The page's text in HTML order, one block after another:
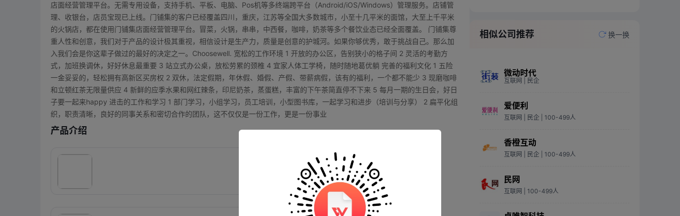
店面经营管理平台。无需专用设备，支持手机、平板、电脑、Pos机等多终端跨平台（Android/iOS/Windows）管理服务。店铺管
理、收银台，店员宝现已上线。门铺集的客户已经覆盖四川，重庆，江苏等全国大多数城市，小至十几平米的面馆，大至上千平米
的火锅店，都在使用门铺集店面经营管理平台。冒菜，火锅，串串，中西餐，咖啡，奶茶等多个餐饮业态已经全面覆盖。 门铺集尊
重人性和创意，我们对于产品的设计极其重视，相信设计是生产力，质量是创意的护城河。如果你够优秀，敢于挑战自己。那么加
入我们会是你这辈子做过的最好的决定之一。Choosewell. 宽松的工作环境 1 开放的办公区，告别狭小的格子间 2 灵活的考勤方
式，加班换调休，好好休息最重要 3 站立式办公桌，放松劳累的颈椎 4 宜家人体工学椅，随时随地葛优躺 完善的福利文化 1 五险
一金妥妥的，轻松拥有高新区买房权 2 双休，法定假期，年休假、婚假、产假、带薪病假，该有的福利，一个都不能少 3 现磨咖啡
和立顿红茶无限量供应 4 新鲜的应季水果和网红辣条，印尼奶茶，蒸蛋糕，丰富的下午茶简直停不下来 5 每月一期的生日会，好日
子要一起来happy 进击的工作和学习 1 部门学习，小组学习，员工培训，小型图书库，一起学习和进步（培训与分享） 2 扁平化组
织，职责清晰，良好的同事关系和密切合作的团队，这不仅仅是一份工作，更是一份事业
产品介绍
相似公司推荐 换一换
微动时代
互联网 | 民企
爱便利
互联网 | 民企 | 100-499人
香橙互动
互联网 | 民企 | 100-499人
民网
互联网 | 100-499人